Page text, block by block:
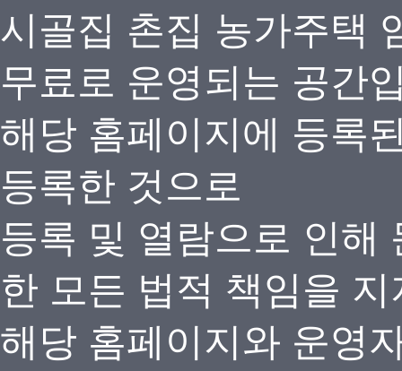
시골집 촌집 농가주택
무료로 운영되는 공간
해당 홈페이지에 등록
등록한 것으로
등록 및 열람으로 인해
한 모든 법적 책임을
해당 홈페이지와 운영